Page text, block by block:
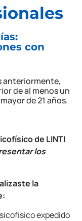
con
anteriormente,
de al menos un
de 21 años.
de LINTI
los
la
expedido